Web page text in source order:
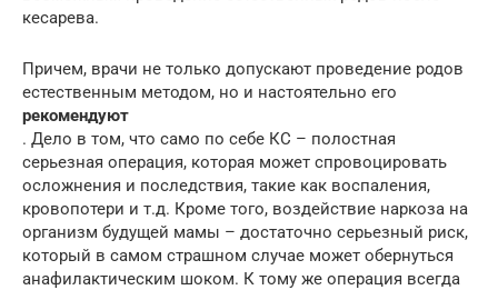
кесарева.
Причем, врачи не только допускают проведение родов
естественным методом, но и настоятельно его
рекомендуют
. Дело в том, что само по себе КС – полостная
серьезная операция, которая может спровоцировать
осложнения и последствия, такие как воспаления,
кровопотери и т.д. Кроме того, воздействие наркоза на
организм будущей мамы – достаточно серьезный риск,
который в самом страшном случае может обернуться
анафилактическим шоком. К тому же операция всегда